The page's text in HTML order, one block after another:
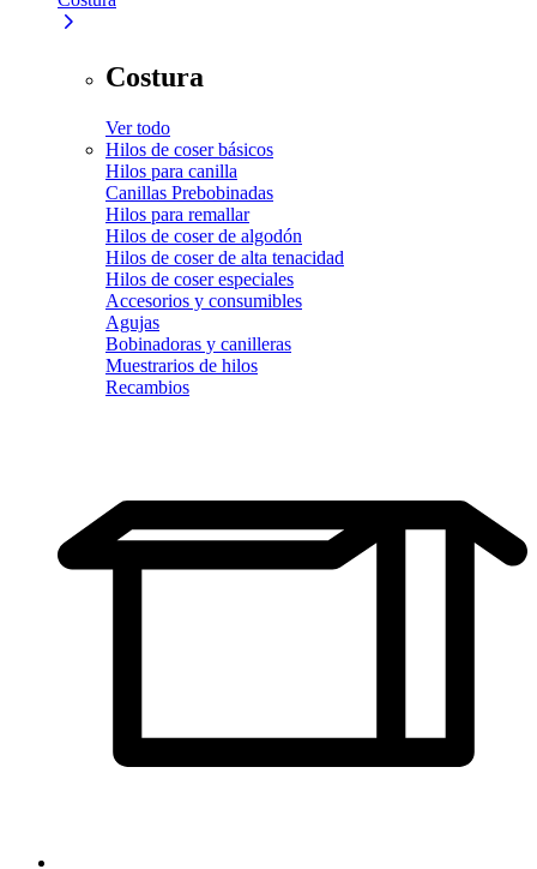
Costura
Ver todo
Hilos de coser básicos
Hilos para canilla
Canillas Prebobinadas
Hilos para remallar
Hilos de coser de algodón
Hilos de coser de alta tenacidad
Hilos de coser especiales
Accesorios y consumibles
Agujas
Bobinadoras y canilleras
Muestrarios de hilos
Recambios